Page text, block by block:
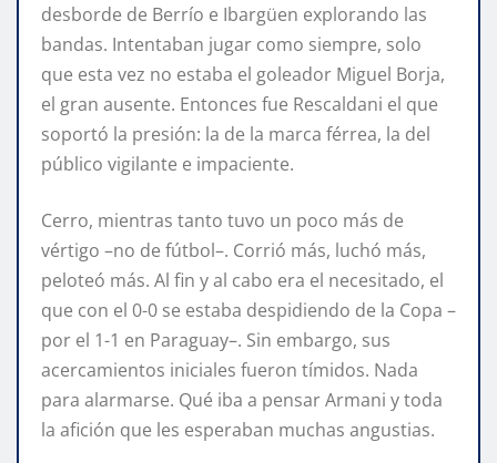
desborde de Berrío e Ibargüen explorando las
bandas. Intentaban jugar como siempre, solo
que esta vez no estaba el goleador Miguel Borja,
el gran ausente. Entonces fue Rescaldani el que
soportó la presión: la de la marca férrea, la del
público vigilante e impaciente.
Cerro, mientras tanto tuvo un poco más de
vértigo –no de fútbol–. Corrió más, luchó más,
peloteó más. Al fin y al cabo era el necesitado, el
que con el 0-0 se estaba despidiendo de la Copa –
por el 1-1 en Paraguay–. Sin embargo, sus
acercamientos iniciales fueron tímidos. Nada
para alarmarse. Qué iba a pensar Armani y toda
la afición que les esperaban muchas angustias.